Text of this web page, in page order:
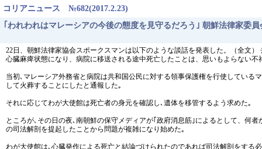
コリアニュース №682(2017.2.23)
｢われわれはマレーシアの今後の態度を見守るだろう｣ 朝鮮法律家委
22日、朝鮮法律家協会スポークスマンは以下のような談話を発表した。（全文
心臓麻痺状態になり、病院に移送される途中死亡したことは、思いもよらない不
当初､マレーシア外務省と病院は共和国公民に対する領事保護権を行使してい
して火葬することにしたと通報した｡
それに応じてわが大使館は死亡者の身元を確認し､遺体を移管するよう求めた｡
ところが､その日の夜､南朝鮮の保守メディアが｢政府消息筋｣によるとして、何
の司法解剖を提起したことから問題が複雑になり始めた｡
わが大使館は､心臓発作による死亡と結論づけられたのであれば司法解剖をす